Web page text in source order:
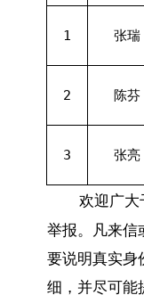
1 张瑞
2 陈芬
3 张亮
欢迎广大
举报。凡来信
要说明真实身
细，并尽可能